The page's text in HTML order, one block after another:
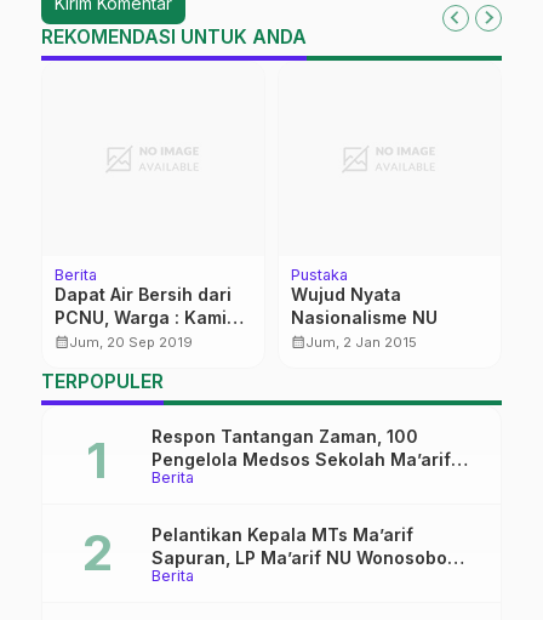
REKOMENDASI UNTUK ANDA
Berita
Dapat Air Bersih dari
PCNU, Warga : Kami
Sangat Terbantu
calendar_monthJum, 20 Sep 2019
Pustaka
Wujud Nyata
Nasionalisme NU
calendar_monthJum, 2 Jan 2015
TERPOPULER
Berita
Respon Tantangan Zaman, 100
Pengelola Medsos Sekolah Ma’arif
Pekalongan Ikuti Pelatihan Literasi
Berita
Pelantikan Kepala MTs Ma’arif
Sapuran, LP Ma’arif NU Wonosobo
Tekankan Lima Amanah